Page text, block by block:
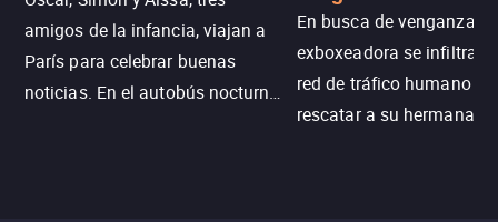
amigos de la infancia, viajan a
París para celebrar buenas
noticias. En el autobús nocturno
En busca de venganza,
exboxeadora se infiltra
red de tráfico humano
rescatar a su hermana